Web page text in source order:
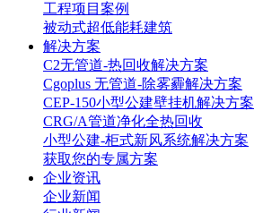
工程项目案例
被动式超低能耗建筑
解决方案
C2无管道-热回收解决方案
Cgoplus 无管道-除雾霾解决方案
CEP-150小型公建壁挂机解决方案
CRG/A管道净化全热回收
小型公建-柜式新风系统解决方案
获取您的专属方案
企业资讯
企业新闻